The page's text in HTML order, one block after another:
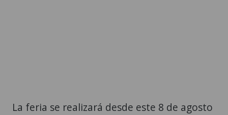
La feria se realizará desde este 8 de agosto